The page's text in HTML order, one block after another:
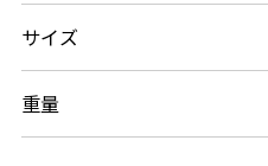
サイズ
重量